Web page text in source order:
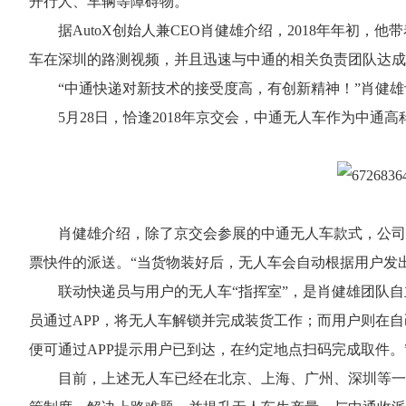
据AutoX创始人兼CEO肖健雄介绍，2018年年初，他
车在深圳的路测视频，并且迅速与中通的相关负责团队达
“中通快递对新技术的接受度高，有创新精神！”肖健
5月28日，恰逢2018年京交会，中通无人车作为中通
肖健雄介绍，除了京交会参展的中通无人车款式，公
票快件的派送。“当货物装好后，无人车会自动根据用户
联动快递员与用户的无人车“指挥室”，是肖健雄团队
员通过APP，将无人车解锁并完成装货工作；而用户则在
便可通过APP提示用户已到达，在约定地点扫码完成取件。
目前，上述无人车已经在北京、上海、广州、深圳等